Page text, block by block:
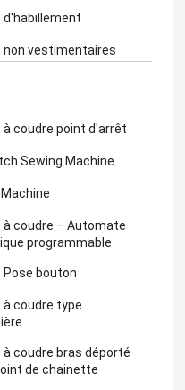
d'habillement
non vestimentaires
à coudre point d'arrêt
Sewing Machine
à coudre – Automate
programmable
Pose bouton
à coudre type
à coudre bras déporté
de chainette